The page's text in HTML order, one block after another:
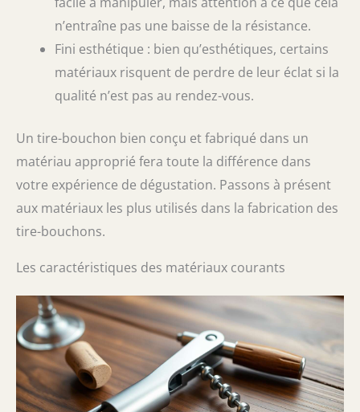
n’entraîne pas une baisse de la résistance.
Fini esthétique : bien qu’esthétiques, certains
matériaux risquent de perdre de leur éclat si la
qualité n’est pas au rendez-vous.
Un tire-bouchon bien conçu et fabriqué dans un
matériau approprié fera toute la différence dans
votre expérience de dégustation. Passons à présent
aux matériaux les plus utilisés dans la fabrication des
tire-bouchons.
Les caractéristiques des matériaux courants